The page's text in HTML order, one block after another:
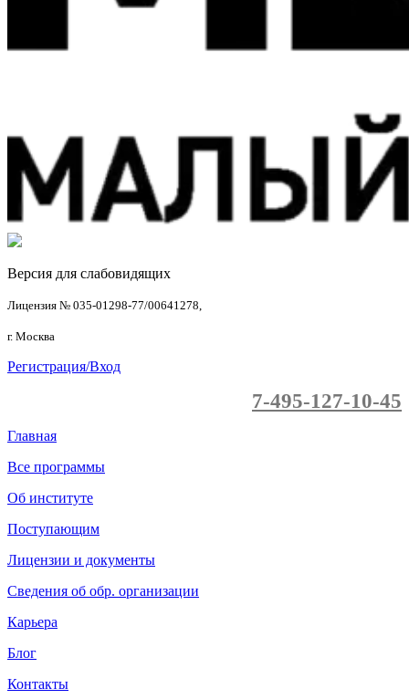
Версия для слабовидящих
Лицензия № 035-01298-77/00641278,
г. Москва
Регистрация/Вход
7-495-127-10-45
Главная
Все программы
Об институте
Поступающим
Лицензии и документы
Сведения об обр. организации
Карьера
Блог
Контакты